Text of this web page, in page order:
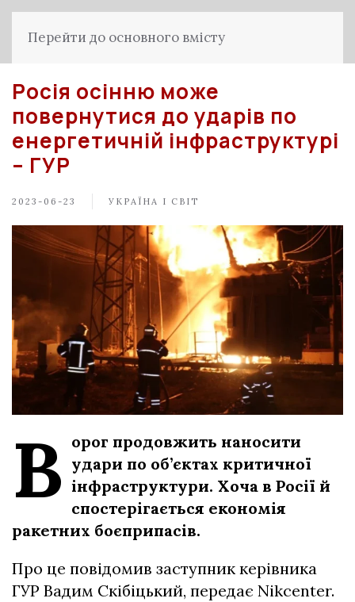
Перейти до основного вмісту
Росія осінню може
повернутися до ударів по
енергетичній інфраструктурі
– ГУР
2023-06-23 УКРАЇНА І СВІТ
В орог продовжить наносити
удари по об’єктах критичної
інфраструктури. Хоча в Росії й
спостерігається економія
ракетних боєприпасів.
Про це повідомив заступник керівника
ГУР Вадим Скібіцький, передає Nikcenter.